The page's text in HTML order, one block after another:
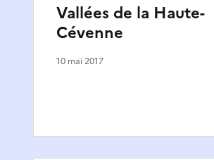
Vallées de la Haute-
Cévenne
10 mai 2017